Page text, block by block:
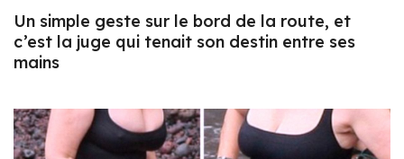
Un simple geste sur le bord de la route, et
c’est la juge qui tenait son destin entre ses
mains